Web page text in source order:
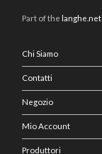
Part of the langhe.net
Chi Siamo
Contatti
Negozio
Mio Account
Produttori